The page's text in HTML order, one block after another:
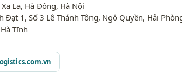
Xa La, Hà Đông, Hà Nội
Đạt 1, Số 3 Lê Thánh Tông, Ngô Quyền, Hải
Tĩnh